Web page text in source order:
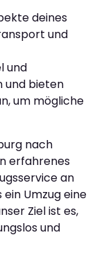
deines
und
und
und bieten
um mögliche
nach
erfahrenes
an
ein Umzug eine
Ziel ist es,
und